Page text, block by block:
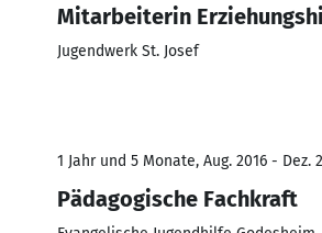
Mitarbeiterin
Jugendwerk St. Josef
1 Jahr und 5 Monate, Aug. 2016 - Dez.
Pädagogische Fachkraft